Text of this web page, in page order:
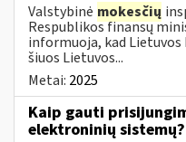
Valstybinė mokesčių
Respublikos finansų
informuoja, kad Lietuvos
šiuos Lietuvos...
Metai: 2025
Kaip gauti
elektroninių sistemų?